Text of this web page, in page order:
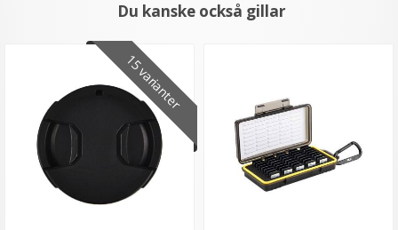
Du kanske också gillar
15 varianter